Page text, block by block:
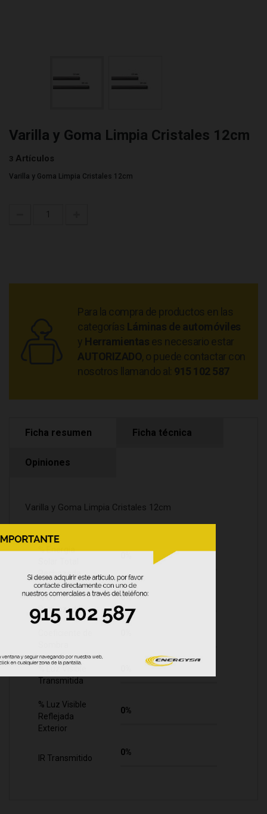
Varilla y Goma Limpia Cristales 12cm
3 Artículos
Varilla y Goma Limpia Cristales 12cm
Para la compra de productos en las
categorías Láminas de automóviles
y Herramientas es necesario estar
AUTORIZADO, o puede contactar con
nosotros llamando al: 915 102 587
Ficha resumen Ficha técnica
Opiniones
Varilla y Goma Limpia Cristales 12cm
% Energia
Rechazada
% UV
Rechazado
0%
Transmitida
% Luz Visible
Reflejada
Exterior
0%
IR Transmitido
0%